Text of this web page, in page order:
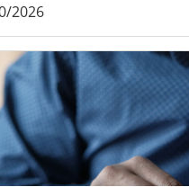
2026